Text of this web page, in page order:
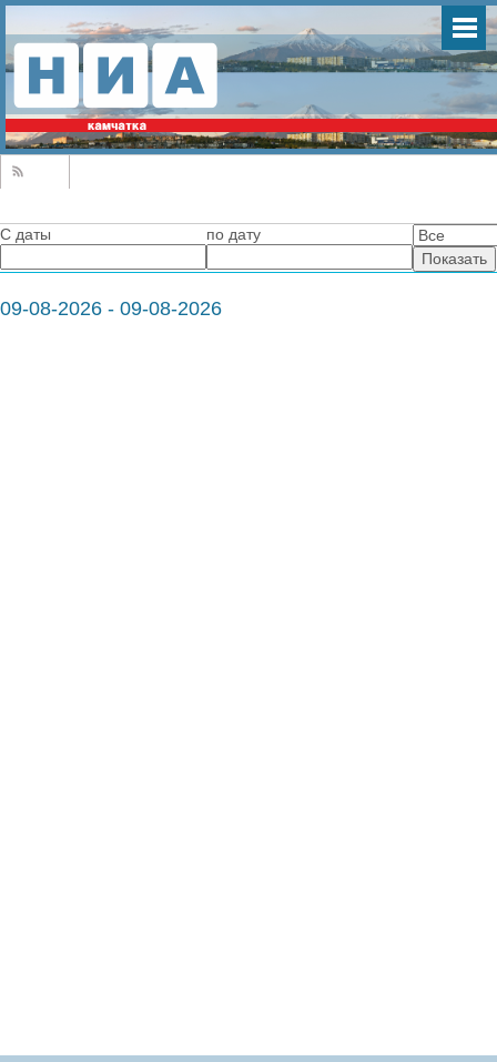
С даты по дату
09-08-2026 - 09-08-2026